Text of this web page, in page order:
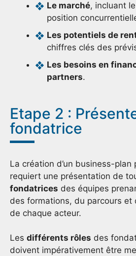
Le marché, incluant
position
Les potentiels de
chiffres clés des
Les besoins en
partners.
Etape 2 :
fondatrice
La création d’un business-plan
requiert une présentation de
fondatrices des équipes
des formations, du parcours et
de chaque acteur.
Les différents rôles des
doivent impérativement être